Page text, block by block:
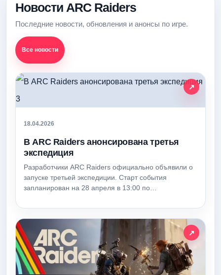
Новости ARC Raiders
Последние новости, обновления и анонсы по игре.
Все новости
18.04.2026
В ARC Raiders анонсирована третья
экспедиция
Разработчики ARC Raiders официально объявили о
запуске третьей экспедиции. Старт события
запланирован на 28 апреля в 13:00 по…